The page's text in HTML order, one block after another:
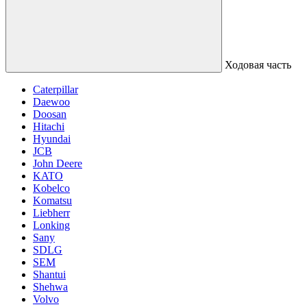
Ходовая часть
Caterpillar
Daewoo
Doosan
Hitachi
Hyundai
JCB
John Deere
KATO
Kobelco
Komatsu
Liebherr
Lonking
Sany
SDLG
SEM
Shantui
Shehwa
Volvo